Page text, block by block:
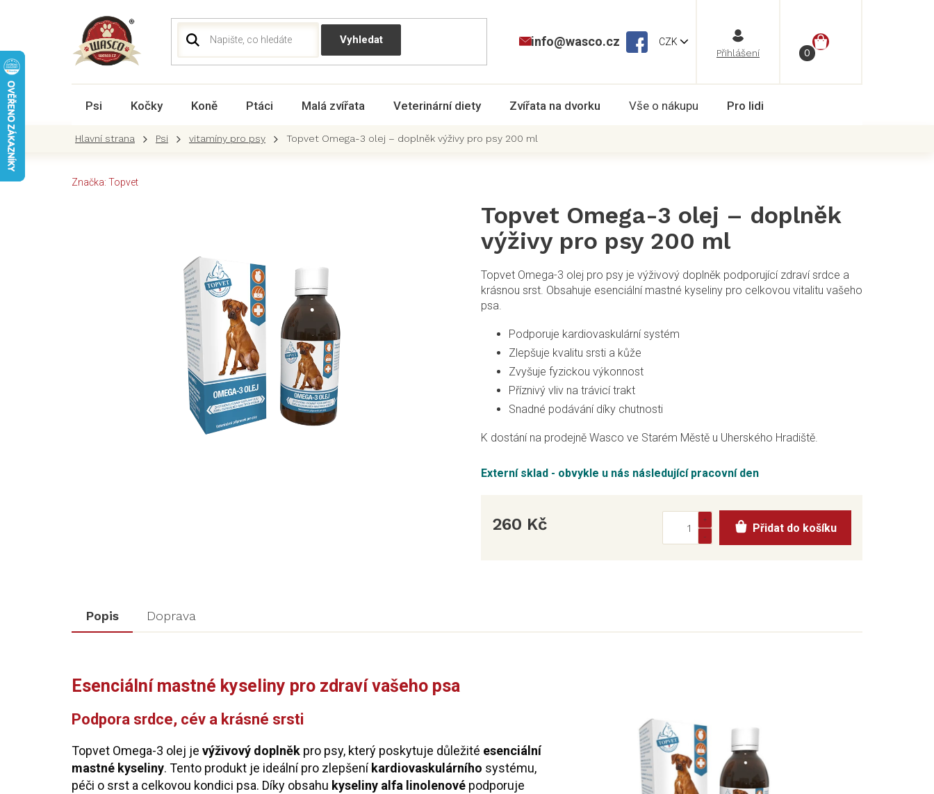
CZK
NÁKUPNÍ
info@wasco.cz
Psi Kočky Koně Ptáci Malá zvířata Veterinární diety Zvířata na dvorku Vše o nákupu Pro lidi
Psi vitamíny pro psy Topvet Omega-3 olej – doplněk výživy pro psy 200 ml
Značka: Topvet
Externí sklad - obvykle u nás následující pracovní den
Topvet Omega-3 olej pro psy je výživový doplněk podporující zdraví srdce a
krásnou srst. Obsahuje esenciální mastné kyseliny pro celkovou vitalitu vašeho
psa.
Podporuje kardiovaskulární systém
Zlepšuje kvalitu srsti a kůže
Zvyšuje fyzickou výkonnost
Příznivý vliv na trávicí trakt
Snadné podávání díky chutnosti
K dostání na prodejně Wasco ve Starém Městě u Uherského Hradiště.
Topvet Omega-3 olej – doplněk
výživy pro psy 200 ml
260 Kč Přidat do košíku
Popis Doprava
Esenciální mastné kyseliny pro zdraví vašeho psa
Podpora srdce, cév a krásné srsti
Topvet Omega-3 olej je výživový doplněk pro psy, který poskytuje důležité esenciální
mastné kyseliny. Tento produkt je ideální pro zlepšení kardiovaskulárního systému,
péči o srst a celkovou kondici psa. Díky obsahu kyseliny alfa linolenové podporuje